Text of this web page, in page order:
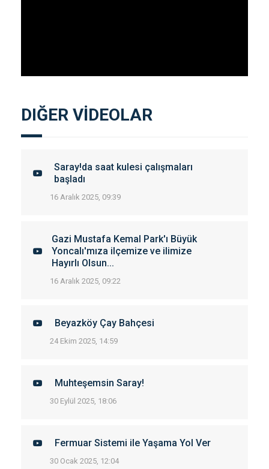
DIĞER VİDEOLAR
Saray!da saat kulesi çalışmaları
başladı
16 Aralık 2025, 09:39
Gazi Mustafa Kemal Park'ı Büyük
Yoncalı'mıza ilçemize ve ilimize
Hayırlı Olsun...
16 Aralık 2025, 09:22
Beyazköy Çay Bahçesi
24 Ekim 2025, 14:59
Muhteşemsin Saray!
30 Eylül 2025, 18:06
Fermuar Sistemi ile Yaşama Yol Ver
30 Ocak 2025, 12:04